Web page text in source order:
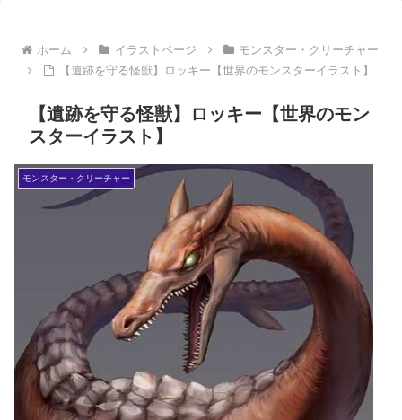
ホーム イラストページ
モンスター・クリーチャー
【遺跡を守る怪獣】ロッキー【世界のモンスターイラスト】
【遺跡を守る怪獣】ロッキー【世界のモン
スターイラスト】
モンスター・クリーチャー